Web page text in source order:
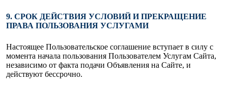
9. СРОК ДЕЙСТВИЯ УСЛОВИЙ И ПРЕКРАЩЕНИЕ
ПРАВА ПОЛЬЗОВАНИЯ УСЛУГАМИ
Настоящее Пользовательское соглашение вступает в силу с
момента начала пользования Пользователем Услугам Сайта,
независимо от факта подачи Объявления на Сайте, и
действуют бессрочно.